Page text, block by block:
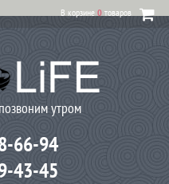
В корзине 0 товаров
утром
66-94
43-45